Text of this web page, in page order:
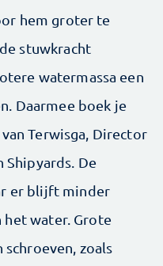
hem groter te
stuwkracht
watermassa een
Daarmee boek je
Terwisga, Director
Shipyards. De
er blijft minder
het water. Grote
zoals